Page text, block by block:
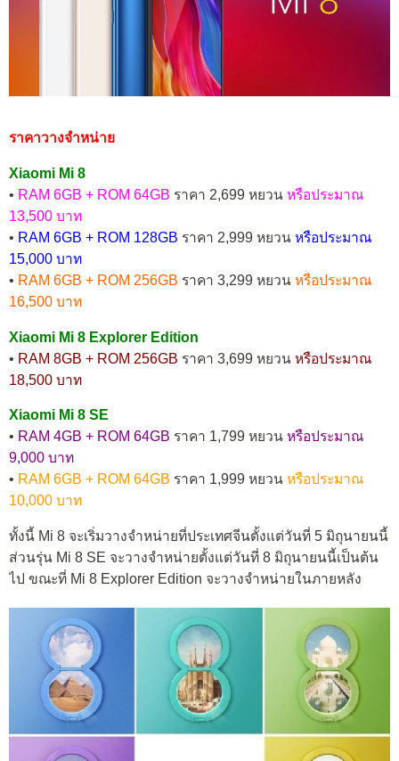
ราคาวางจำหน่าย
Xiaomi Mi 8
• RAM 6GB + ROM 64GB ราคา 2,699 หยวน หรือประมาณ
13,500 บาท
• RAM 6GB + ROM 128GB ราคา 2,999 หยวน หรือประมาณ
15,000 บาท
• RAM 6GB + ROM 256GB ราคา 3,299 หยวน หรือประมาณ
16,500 บาท
Xiaomi Mi 8 Explorer Edition
• RAM 8GB + ROM 256GB ราคา 3,699 หยวน หรือประมาณ
18,500 บาท
Xiaomi Mi 8 SE
• RAM 4GB + ROM 64GB ราคา 1,799 หยวน หรือประมาณ
9,000 บาท
• RAM 6GB + ROM 64GB ราคา 1,999 หยวน หรือประมาณ
10,000 บาท
ทั้งนี้ Mi 8 จะเริ่มวางจำหน่ายที่ประเทศจีนตั้งแต่วันที่ 5 มิถุนายนนี้
ส่วนรุ่น Mi 8 SE จะวางจำหน่ายตั้งแต่วันที่ 8 มิถุนายนนี้เป็นต้น
ไป ขณะที่ Mi 8 Explorer Edition จะวางจำหน่ายในภายหลัง